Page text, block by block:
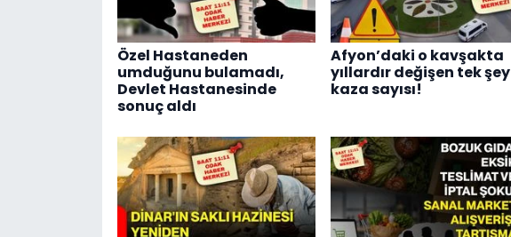
Özel Hastaneden
umduğunu bulamadı,
Devlet Hastanesinde
sonuç aldı
Afyon’daki o kavşakta
yıllardır değişen tek şey
kaza sayısı!